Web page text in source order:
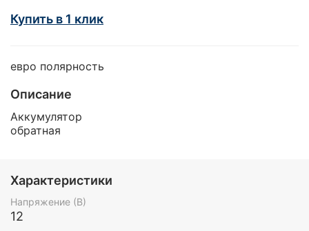
Купить в 1 клик
евро полярность
Описание
Аккумулятор
обратная
Характеристики
Напряжение (В)
12